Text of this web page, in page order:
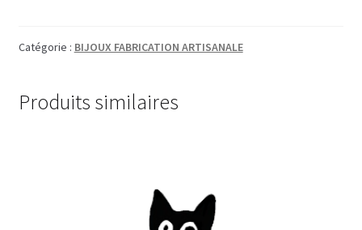
Catégorie : BIJOUX FABRICATION ARTISANALE
Produits similaires